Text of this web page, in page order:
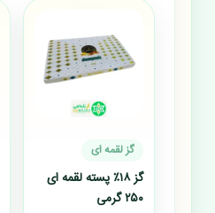
گز لقمه ای
گز ۱۸٪ پسته لقمه ای
۲۵۰ گرمی